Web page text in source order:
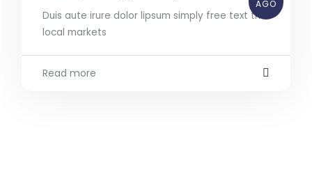
AGO
Duis aute irure dolor lipsum simply free text the
local markets
Read more